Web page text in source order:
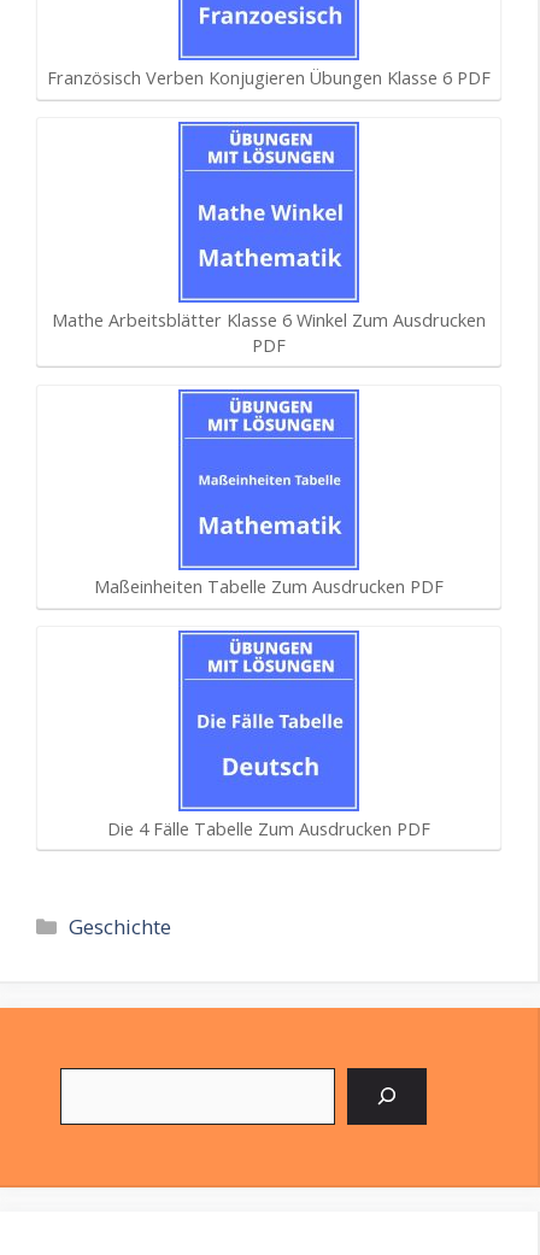
Französisch Verben Konjugieren Übungen Klasse 6 PDF
Mathe Arbeitsblätter Klasse 6 Winkel Zum Ausdrucken
PDF
Maßeinheiten Tabelle Zum Ausdrucken PDF
Die 4 Fälle Tabelle Zum Ausdrucken PDF
Kategorien
Geschichte